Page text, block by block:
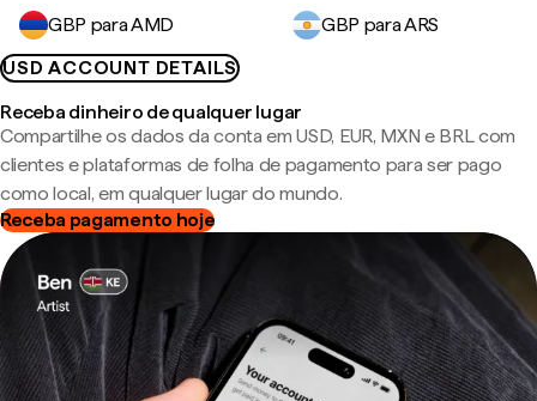
GBP para AMD
GBP para ARS
USD ACCOUNT DETAILS
Receba dinheiro de qualquer lugar
Compartilhe os dados da conta em USD, EUR, MXN e BRL com
clientes e plataformas de folha de pagamento para ser pago
como local, em qualquer lugar do mundo.
Receba pagamento hoje